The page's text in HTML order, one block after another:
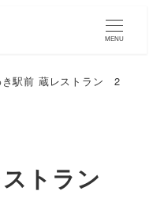
MENU
き駅前 蔵レストラン 2
ストラン